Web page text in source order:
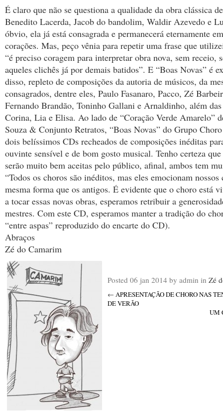
É claro que não se questiona a qualidade da obra clássica
Benedito Lacerda, Jacob do bandolim, Waldir Azevedo e
óbvio, ela já está consagrada e permanecerá eternamente
corações. Mas, peço vênia para repetir uma frase que
“é preciso coragem para interpretar obra nova, sem receio,
aqueles clichês já por demais batidos”. E “Boas Novas” é
disso, repleto de composições da autoria de músicos, da
consagrados, dentre eles, Paulo Fasanaro, Pacco, Zé
Fernando Brandão, Toninho Gallani e Arnaldinho, além
Corina, Lia e Elisa. Ao lado de “Coração Verde Amarelo”
Souza & Conjunto Retratos, “Boas Novas” do Grupo
dois belíssimos CDs recheados de composições inéditas
ouvinte sensível e de bom gosto musical. Tenho certeza que
serão muito bem aceitas pelo público, afinal, ambos tem
“Todos os choros são inéditos, mas eles emocionam nossos
mesma forma que os antigos. É evidente que o choro está
a tocar essas novas obras, esperamos retribuir a
mestres. Com este CD, esperamos manter a tradição do
“entre aspas” reproduzido do encarte do CD).
Abraços
Zé do Camarim
Posted 06 jan 2014 by admin in Zé
← APRESENTAÇÃO DE CHORO NAS
DE VERÃO
UM